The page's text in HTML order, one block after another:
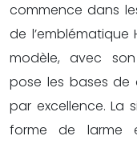
commence dans
de l’emblématique
modèle, avec
pose les bases de
par excellence. La
forme de larme